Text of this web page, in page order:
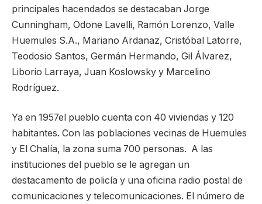
principales hacendados se destacaban Jorge
Cunningham, Odone Lavelli, Ramón Lorenzo, Valle
Huemules S.A., Mariano Ardanaz, Cristóbal Latorre,
Teodosio Santos, Germán Hermando, Gil Álvarez,
Liborio Larraya, Juan Koslowsky y Marcelino
Rodríguez.
Ya en 1957el pueblo cuenta con 40 viviendas y 120
habitantes. Con las poblaciones vecinas de Huemules
y El Chalía, la zona suma 700 personas. A las
instituciones del pueblo se le agregan un
destacamento de policía y una oficina radio postal de
comunicaciones y telecomunicaciones. El número de